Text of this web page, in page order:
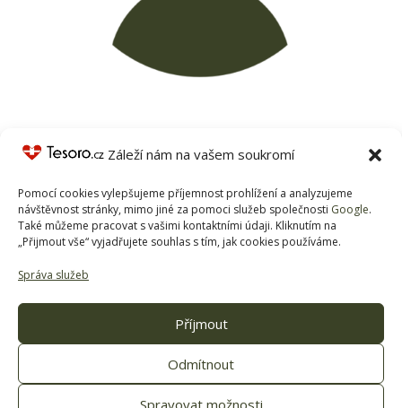
Záleží nám na vašem soukromí
Pomocí cookies vylepšujeme příjemnost prohlížení a analyzujeme
návštěvnost stránky, mimo jiné za pomoci služeb společnosti Google.
Také můžeme pracovat s vašimi kontaktními údaji. Kliknutím na
„Přijmout vše“ vyjadřujete souhlas s tím, jak cookies používáme.
Správa služeb
Příjmout
Odmítnout
Spravovat možnosti
Rašelinu znám z lázní, ale do nich člověk nemůže jezdit
od Tesoro.cz a překvapilo nás, že je i mnohem
jemnější než ta z lázní, kde člověk občas sedí jakoby
na větvičkách. Ideální, když to s manželem přeženeme
na kole, zmizí bolest svalů. Navíc tahle rašelina
opravdu dlouho drží teplo, tak se v ní dokonce
© Tesoro Medical, s.r.o. – Všechna práva vyhrazena
od roku 2024.